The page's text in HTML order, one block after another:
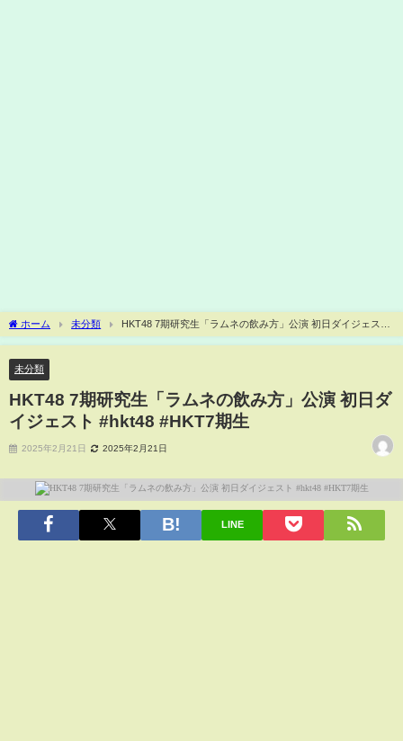
ホーム 未分類
HKT48 7期研究生「ラムネの飲み方」公演 初日ダイジェスト
#hkt48 #HKT7期生
未分類
HKT48 7期研究生「ラムネの飲み方」公演 初日ダ
イジェスト #hkt48 #HKT7期生
2025年2月21日 2025年2月21日
LINE